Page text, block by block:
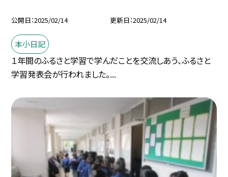
公開日 2025/02/14 更新日 2025/02/14
本小日記
１年間のふるさと学習で学んだことを交流しあう、ふるさと
学習発表会が行われました。...